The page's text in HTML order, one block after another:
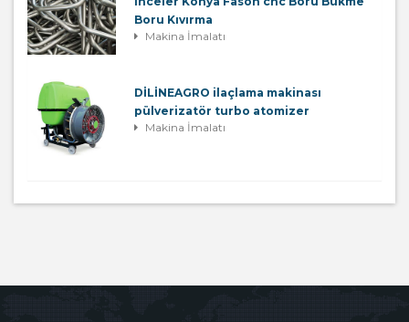
Boru Kıvırma
Makina İmalatı
DİLİNEAGRO ilaçlama makinası
pülverizatör turbo atomizer
Makina İmalatı